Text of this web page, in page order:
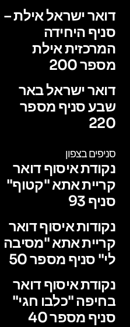
דואר ישראל אילת –
סניף היחידה
המרכזית אילת
מספר 200
דואר ישראל באר
שבע סניף מספר
220
סניפים בצפון
נקודת איסוף דואר
קריית אתא "קטוף"
סניף 93
נקודות איסוף דואר
קריית אתא "מסיבה
לי" סניף מספר 50
נקודת איסוף דואר
בחיפה "כלבו חגי"
סניף מספר 40